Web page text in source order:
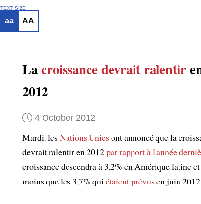
TEXT SIZE
aa AA
Lacroissancedevrait ralentir
2012
4 October 2012
Mardi, lesNations Uniesont annoncé que la
devrait ralentir en 2012par rapport à l'année
croissance descendra à 3,2% en Amérique latine
moins que les 3,7% quiétaient prévusen juin 2012.